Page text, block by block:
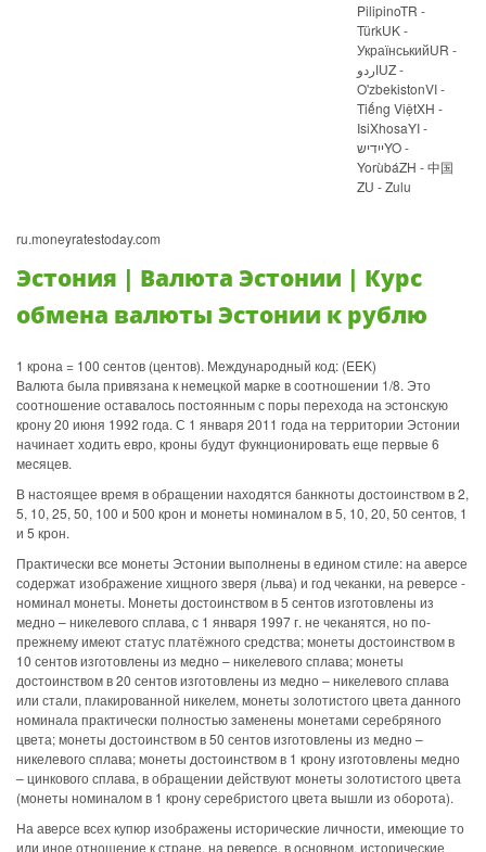
PilipinoTR -
TürkUK -
УкраїнськийUR -
اردوUZ -
O'zbekistonVI -
Tiếng ViệtXH -
IsiXhosaYI -
ייִדישYO -
YorùbáZH - 中国
ZU - Zulu
ru.moneyratestoday.com
Эстония | Валюта Эстонии | Курс
обмена валюты Эстонии к рублю
1 крона = 100 сентов (центов). Международный код: (EEK)
Валюта была привязана к немецкой марке в соотношении 1/8. Это
соотношение оставалось постоянным с поры перехода на эстонскую
крону 20 июня 1992 года. С 1 января 2011 года на территории Эстонии
начинает ходить евро, кроны будут фукнционировать еще первые 6
месяцев.
В настоящее время в обращении находятся банкноты достоинством в 2,
5, 10, 25, 50, 100 и 500 крон и монеты номиналом в 5, 10, 20, 50 сентов, 1
и 5 крон.
Практически все монеты Эстонии выполнены в едином стиле: на аверсе
содержат изображение хищного зверя (льва) и год чеканки, на реверсе -
номинал монеты. Монеты достоинством в 5 сентов изготовлены из
медно – никелевого сплава, c 1 января 1997 г. не чеканятся, но по-
прежнему имеют статус платёжного средства; монеты достоинством в
10 сентов изготовлены из медно – никелевого сплава; монеты
достоинством в 20 сентов изготовлены из медно – никелевого сплава
или стали, плакированной никелем, монеты золотистого цвета данного
номинала практически полностью заменены монетами серебряного
цвета; монеты достоинством в 50 сентов изготовлены из медно –
никелевого сплава; монеты достоинством в 1 крону изготовлены медно
– цинкового сплава, в обращении действуют монеты золотистого цвета
(монеты номиналом в 1 крону серебристого цвета вышли из оборота).
На аверсе всех купюр изображены исторические личности, имеющие то
или иное отношение к стране, на реверсе, в основном, исторические